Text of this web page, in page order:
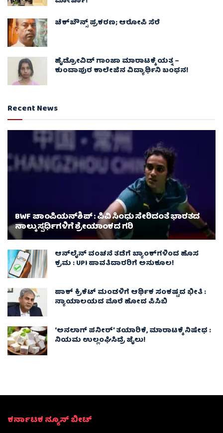
ಚೆಕ್​ಬೌನ್ಸ್​ ಪ್ರಕರಣ; ಆರೋಪಿ ಸೆರೆ
ಹೈಡ್ರೋವಿಡ್ ಗಾಂಜಾ ಮಾರಾಟಕ್ಕೆ ಯತ್ನ –
ಕುಂದಾಪುರ ಕಾಲೇಜಿನ ವಿದ್ಯಾರ್ಥಿನಿ ಬಂಧನ!
Recent News
BWF ಚಾಂಪಿಯನ್‌ಶಿಪ್ : ಪಿವಿ ಸಿಂಧು ಸೇರಿದಂತೆ ಭಾರತದ
ನಾಲ್ಕು ಸ್ಪರ್ಧಿಗಳಿಗೆ ಶ್ರೇಯಾಂಕದ ಗರಿ
ಆನ್‌ಲೈನ್ ವಂಚನೆ ತಡೆಗೆ ಬ್ಯಾಂಕ್‌ಗಳಿಂದ ಹೊಸ
ಕ್ರಮ : UPI ಪಾವತಿದಾರರಿಗೆ ಅನುಕೂಲ!
ಪಾಕ್‌ ಕ್ರಿಕೆಟ್ ಮಂಡಳಿಗೆ ಆರ್ಥಿಕ ಸಂಕಷ್ಟದ ಭೀತಿ :
ನ್ಯಾಯಾಲಯದ ಮೊರೆ ಹೋದ ಪಿಸಿಬಿ
‘ಅನಲಾಗ್ ಪನೀರ್’ ತಯಾರಿಕೆ, ಮಾರಾಟಕ್ಕೆ ನಿಷೇಧ :
ನಿಯಮ ಉಲ್ಲಂಘಿಸಿದ್ರೆ ಜೈಲು!
ಕರ್ನಾಟಕ ನ್ಯೂಸ್ ಬೀಟ್